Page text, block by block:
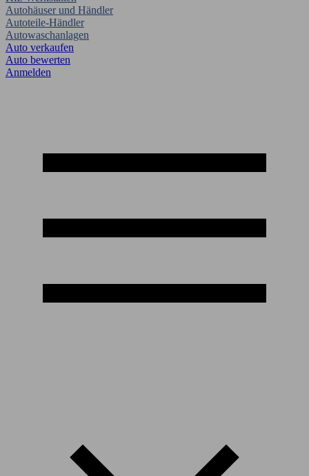
Autohäuser und Händler
Autoteile-Händler
Autowaschanlagen
Auto verkaufen
Auto bewerten
Anmelden